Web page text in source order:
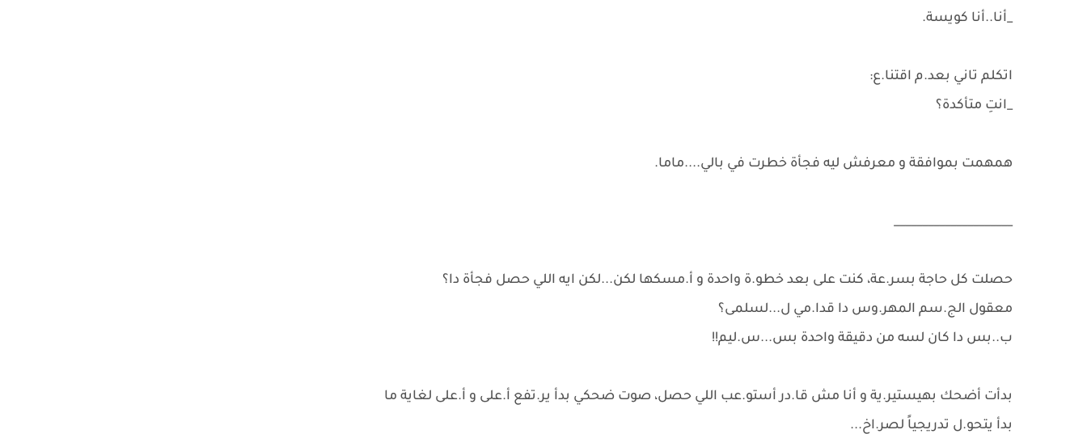
_أنا..أنا كويسة.
اتكلم تاني بعد.م اقتنا.ع:
_انتِ متأكدة؟
همهمت بموافقة و معرفش ليه فجأة خطرت في بالي....ماما.
_____________________
حصلت كل حاجة بسر.عة، كنت على بعد خطو.ة واحدة و أ.مسكها لكن...لكن ايه اللي حصل فجأة دا؟
معقول الج.سم المهر.وس دا قدا.مي ل...لسلمى؟
ب..بس دا كان لسه من دقيقة واحدة بس...س.ليم!!
بدأت أضحك بهيستير.ية و أنا مش قا.در أستو.عب اللي حصل، صوت ضحكي بدأ ير.تفع أ.على و أ.على لغاية ما
بدأ يتحو.ل تدريجياً لصر.اخ...